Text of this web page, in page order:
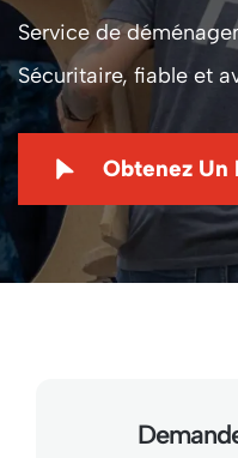
Service de
Sécuritaire, fiable et
Obtenez Un